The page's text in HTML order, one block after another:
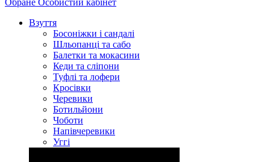
Обране Особистий кабінет
Взуття
Босоніжки і сандалі
Шльопанці та сабо
Балетки та мокасини
Кеди та сліпони
Туфлі та лофери
Кросівки
Черевики
Ботильйони
Чоботи
Напівчеревики
Уггі